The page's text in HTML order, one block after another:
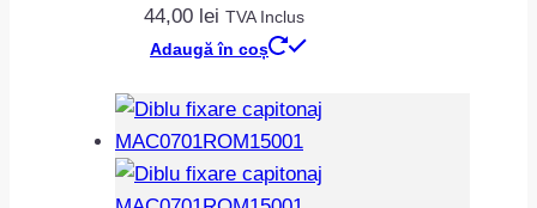
44,00 lei TVA Inclus
Adaugă în coș